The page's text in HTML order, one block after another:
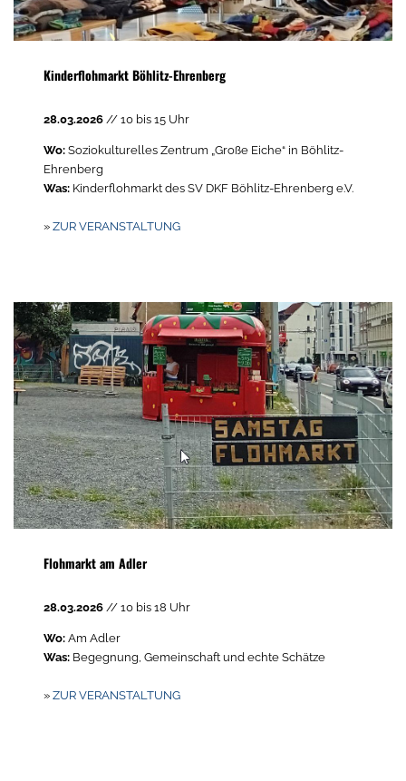
Kinderflohmarkt Böhlitz-Ehrenberg
28.03.2026 // 10 bis 15 Uhr
Wo: Soziokulturelles Zentrum „Große Eiche“ in Böhlitz-
Ehrenberg
Was: Kinderflohmarkt des SV DKF Böhlitz-Ehrenberg e.V.
»ZUR VERANSTALTUNG
Flohmarkt am Adler
28.03.2026 // 10 bis 18 Uhr
Wo: Am Adler
Was: Begegnung, Gemeinschaft und echte Schätze
»ZUR VERANSTALTUNG